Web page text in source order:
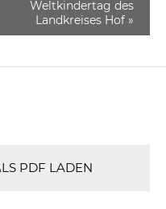
Weltkindertag des
Landkreises Hof »
PDF LADEN